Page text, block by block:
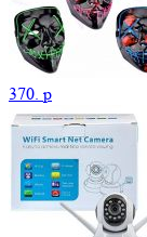
370. p